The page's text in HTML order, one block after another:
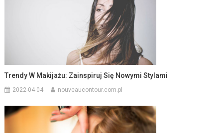
Trendy W Makijażu: Zainspiruj Się Nowymi Stylami
2022-04-04 nouveaucontour.com.pl